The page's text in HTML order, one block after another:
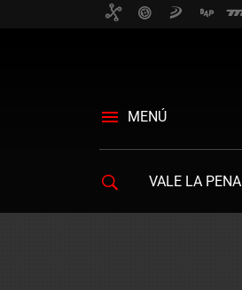
MENÚ
VALE LA PENA